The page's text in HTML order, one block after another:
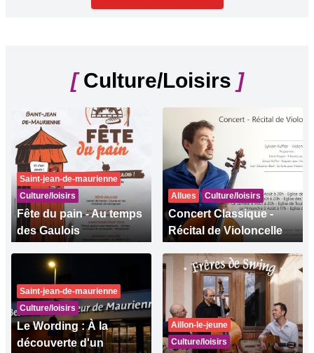
[Culture/Loisirs ]
Saint-jean-de-maurienne
Culture/loisirs
Fête du pain - Au temps
des Gaulois
Allues Culture/loisirs
Concert Classique -
Récital de Violoncelle
Saint-jean-de-maurienne
Culture/loisirs
Le Wording : À la
découverte d'un
Aillon-le-jeune
Culture/loisirs